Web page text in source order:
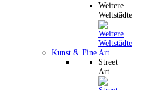
Weitere
Weltstädte
Kunst & Fine Art
Street
Art